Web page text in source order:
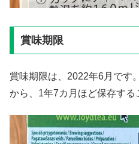
賞味期限
賞味期限は、2022年6月です
から、1年7カ月ほど保存する